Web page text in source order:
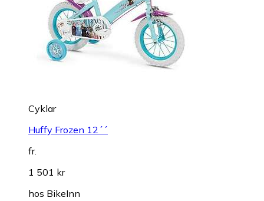
Cyklar
Huffy Frozen 12´´
fr.
1 501 kr
hos BikeInn